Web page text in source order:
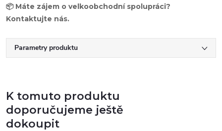
📦 Máte zájem o velkoobchodní spolupráci?
Kontaktujte nás.
Parametry produktu
K tomuto produktu
doporučujeme ještě
dokoupit